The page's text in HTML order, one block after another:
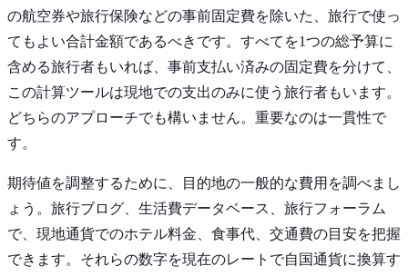
の航空券や旅行保険などの事前固定費を除いた、旅行で使っ
てもよい合計金額であるべきです。すべてを1つの総予算に
含める旅行者もいれば、事前支払い済みの固定費を分けて、
この計算ツールは現地での支出のみに使う旅行者もいます。
どちらのアプローチでも構いません。重要なのは一貫性で
す。
期待値を調整するために、目的地の一般的な費用を調べまし
ょう。旅行ブログ、生活費データベース、旅行フォーラム
で、現地通貨でのホテル料金、食事代、交通費の目安を把握
できます。それらの数字を現在のレートで自国通貨に換算す